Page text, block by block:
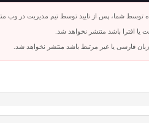
توسط شما، پس از تایید توسط تیم مدیریت در وب
یا افترا باشد منتشر نخواهد شد.
زبان فارسی یا غیر مرتبط باشد منتشر نخواهد شد.